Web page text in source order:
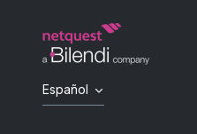
Español